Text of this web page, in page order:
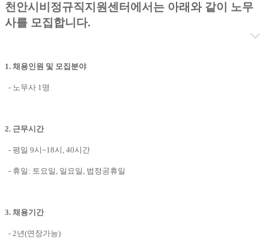
천안시비정규직지원센터에서는 아래와 같이 노무
사를 모집합니다.
1. 채용인원 및 모집분야
- 노무사 1명
2. 근무시간
- 평일 9시~18시, 40시간
- 휴일: 토요일, 일요일, 법정공휴일
3. 채용기간
- 2년(연장가능)